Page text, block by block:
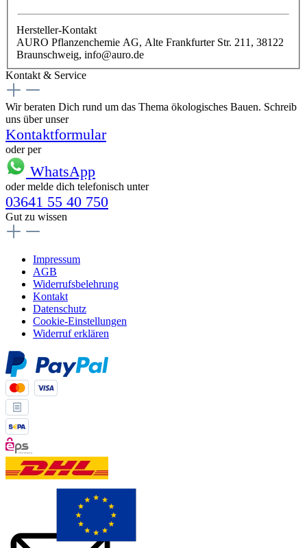
Hersteller-Kontakt
AURO Pflanzenchemie AG, Alte Frankfurter Str. 211, 38122
Braunschweig, info@auro.de
Kontakt & Service
Wir beraten Dich rund um das Thema ökologisches Bauen. Schreib
uns über unser
Kontaktformular
oder per
WhatsApp
oder melde dich telefonisch unter
03641 55 40 750
Gut zu wissen
Impressum
AGB
Widerrufsbelehrung
Kontakt
Datenschutz
Cookie-Einstellungen
Widerruf erklären